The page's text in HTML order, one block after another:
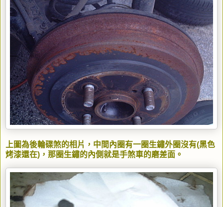
上圖為後輪碟煞的相片，中間內圈有一圈生鏽外圈沒有(黑色
烤漆還在)，那圈生鏽的內側就是手煞車的磨差面。